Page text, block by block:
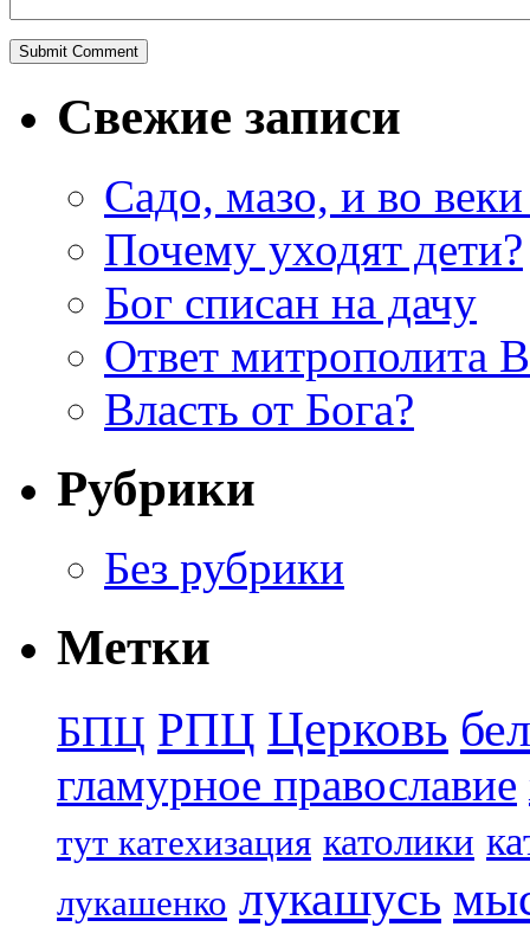
Свежие записи
Садо, мазо, и во веки
Почему уходят дети?
Бог списан на дачу
Ответ митрополита
Власть от Бога?
Рубрики
Без рубрики
Метки
БПЦ РПЦ Церковь
гламурное православие
тут катехизация католики
лукашенко лукашусь